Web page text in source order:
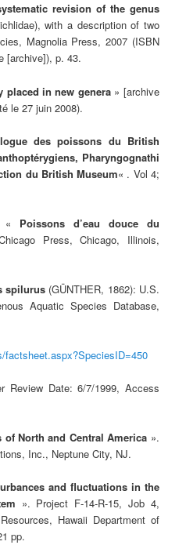
revision of the genus
with a description of two
Magnolia Press, 2007 (ISBN
[archive]), p. 43.
placed in new genera» [archive
le 27 juin 2008).
des poissons du British
Pharyngognathi
du British Museum« . Vol 4;
« Poissons d’eau douce du
Press, Chicago, Illinois,
spilurus (GÜNTHER, 1862): U.S.
Aquatic Species Database,
factsheet.aspx?SpeciesID=450
Review Date: 6/7/1999, Access
of North and Central America ».
Inc., Neptune City, NJ.
and fluctuations in the
». Project F-14-R-15, Job 4,
Hawaii Department of
pp.